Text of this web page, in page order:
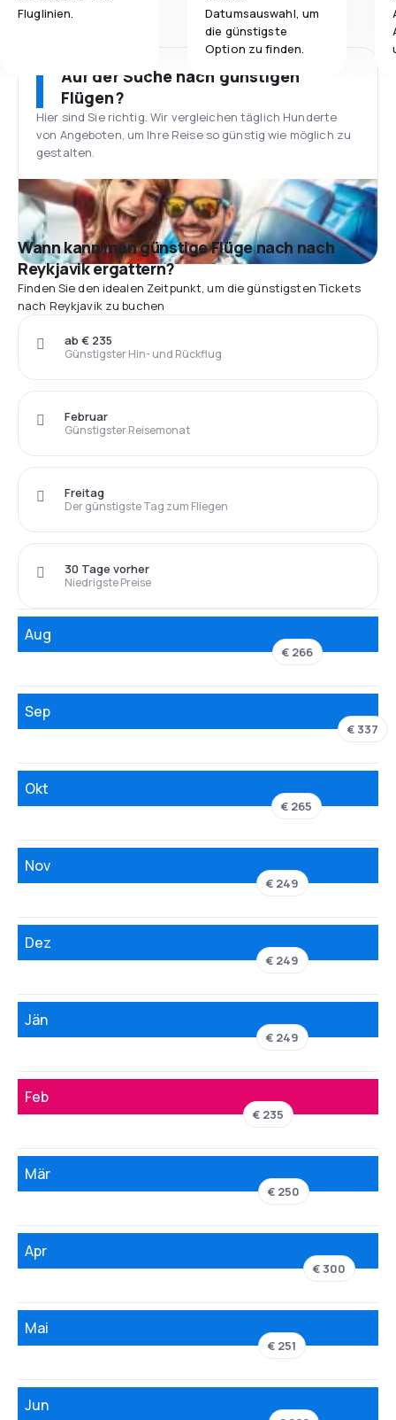
Fluglinien.
Datumsauswahl, um
die günstigste
Option zu finden.
Auf der Suche nach günstigen
Flügen?
Hier sind Sie richtig. Wir vergleichen täglich Hunderte
von Angeboten, um Ihre Reise so günstig wie möglich zu
gestalten.
Wann kann man günstige Flüge nach nach
Reykjavik ergattern?
Finden Sie den idealen Zeitpunkt, um die günstigsten Tickets
nach Reykjavik zu buchen
Günstigster Hin- und Rückflug
ab € 235
Günstigster Reisemonat
Februar
Der günstigste Tag zum Fliegen
Freitag
Niedrigste Preise
30 Tage vorher
Aug
€ 266
Sep
€ 337
Okt
€ 265
Nov
€ 249
Dez
€ 249
Jän
€ 249
Feb
€ 235
Mär
€ 250
Apr
€ 300
Mai
€ 251
Jun